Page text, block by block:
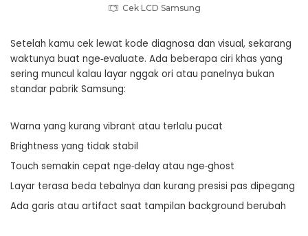
Cek LCD Samsung
Setelah kamu cek lewat kode diagnosa dan visual, sekarang
waktunya buat nge‑evaluate. Ada beberapa ciri khas yang
sering muncul kalau layar nggak ori atau panelnya bukan
standar pabrik Samsung:
Warna yang kurang vibrant atau terlalu pucat
Brightness yang tidak stabil
Touch semakin cepat nge‑delay atau nge‑ghost
Layar terasa beda tebalnya dan kurang presisi pas dipegang
Ada garis atau artifact saat tampilan background berubah